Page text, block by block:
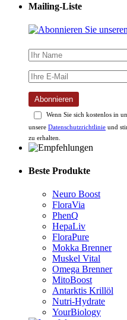
Mailing-Liste
Abonnieren
Wenn Sie sich kostenlos in
unsere Datenschutzrichtlinie und
zu erhalten.
Beste Produkte
Neuro Boost
FloraVia
PhenQ
HepaLiv
FloraPure
Mokka Brenner
Muskel Vital
Omega Brenner
MitoBoost
Antarktis Krillöl
Nutri-Hydrate
YourBiology